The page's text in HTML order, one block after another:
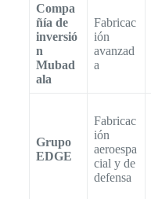
Compa
ñía de
inversió
n
Mubad
ala
Fabricac
ión
avanzad
a
Grupo
EDGE
Fabricac
ión
aeroespa
cial y de
defensa